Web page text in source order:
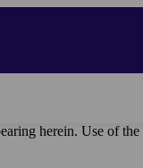
herein. Use